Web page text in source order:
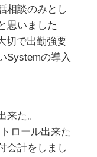
相談のみとし
思いました
切で出勤強要
Systemの導入
来た。
ロール出来た
会計をしまし